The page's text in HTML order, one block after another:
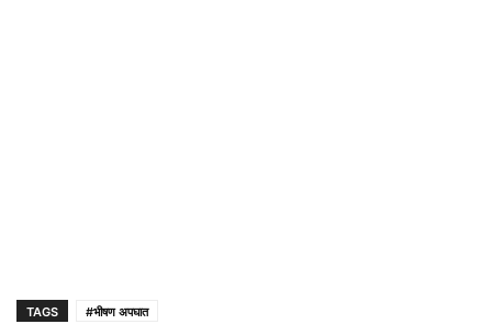
TAGS #भीषण अपघात